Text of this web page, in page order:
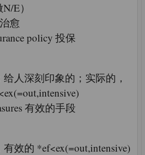
E）
愈
policy 投保
给人深刻印象的；实际的，
有效的手段
效的 *ef<ex(=out,intensive)